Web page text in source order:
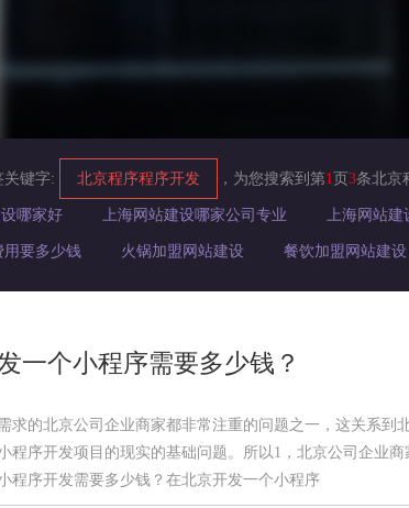
关键字: 北京程序程序开发 ，为您搜索到第1 页 3条北京
哪家好 上海网站建设哪家公司专业 上海网站建
用要多少钱 火锅加盟网站建设 餐饮加盟网站建设
一个小程序需要多少钱？
求的北京公司企业商家都非常注重的问题之一，这关系到
程序开发项目的现实的基础问题。所以1，北京公司企业商
程序开发需要多少钱？在北京开发一个小程序